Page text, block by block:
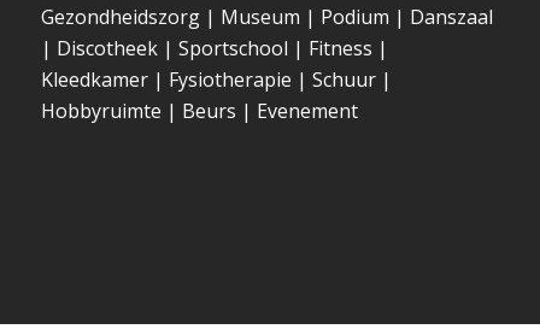
Gezondheidszorg| Museum | Podium | Danszaal
| Discotheek| Sportschool | Fitness |
Kleedkamer| Fysiotherapie | Schuur|
Hobbyruimte | Beurs | Evenement